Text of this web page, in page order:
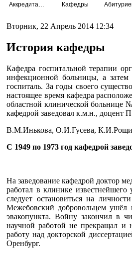
Кафедры
Вторник, 22 Апрель 2014 12:34
История кафедры
Кафедра госпитальной терапии
инфекционной больницы, а
госпиталь. За годы своего
настоящее время кафедра
областной клинической больнице
кафедрой заведовал к.м.н.,
В.М.Инькова, О.И.Гусева,
С 1949 по 1973 год кафедрой
На заведование кафедрой доктор
работал в клинике
следует остановиться на
Межебовский добровольцем ушёл
эвакопункта. Войну закончил в
научной работой не прекращал и
работу над докторской
Оренбург.